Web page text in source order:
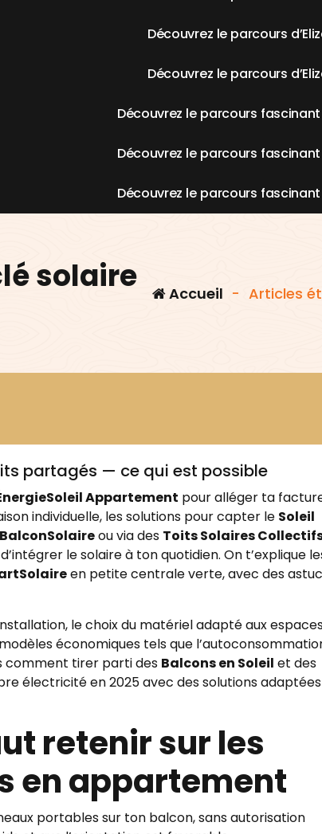
Découvrez le parcours d’Eliz
Découvrez le parcours d’Eliz
Découvrez le parcours fascinant
Découvrez le parcours fascinant
Découvrez le parcours fascinant
solaire
Accueil - Articles
partagés — ce qui est possible
Appartement pour alléger ta
individuelle, les solutions pour capter le Soleil
BalconSolaireou via des Toits Solaires
le solaire à ton quotidien. On t’explique
en petite centrale verte, avec des
le choix du matériel adapté aux
économiques tels que
comment tirer parti des Balcons en Soleil et des
électricité en 2025 avec des solutions
retenir sur les
en appartement
portables sur ton balcon, sans autorisation